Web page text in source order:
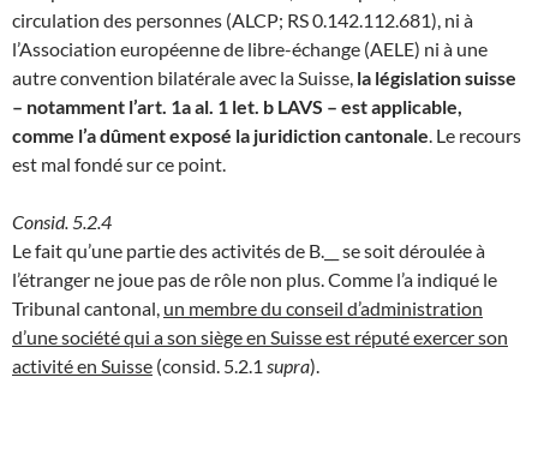
circulation des personnes (ALCP; RS 0.142.112.681), ni à
l’Association européenne de libre-échange (AELE) ni à une
autre convention bilatérale avec la Suisse, la législation suisse
– notamment l’art. 1a al. 1 let. b LAVS – est applicable,
comme l’a dûment exposé la juridiction cantonale . Le recours
est mal fondé sur ce point.
Consid. 5.2.4
Le fait qu’une partie des activités de B.__ se soit déroulée à
l’étranger ne joue pas de rôle non plus. Comme l’a indiqué le
Tribunal cantonal, un membre du conseil d’administration
d’une société qui a son siège en Suisse est réputé exercer son
activité en Suisse (consid. 5.2.1 supra).